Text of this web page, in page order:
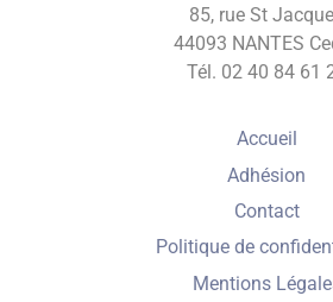
85, rue St
44093 NANTES
Tél. 02 40 84 61
Accueil
Adhésion
Contact
Politique de
Mentions